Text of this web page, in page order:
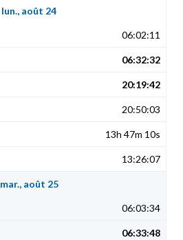
lun., août 24
06:02:11
06:32:32
20:19:42
20:50:03
13h 47m 10s
13:26:07
mar., août 25
06:03:34
06:33:48